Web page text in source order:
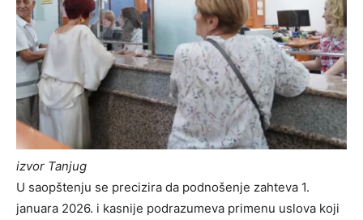
izvor Tanjug
U saopštenju se precizira da podnošenje zahteva 1.
januara 2026. i kasnije podrazumeva primenu uslova koji